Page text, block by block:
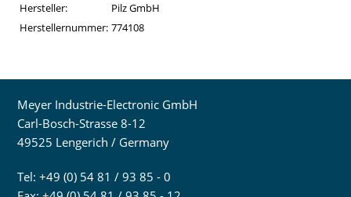
Hersteller:
Pilz GmbH
Herstellernummer: 774108
Meyer Industrie-Electronic GmbH
Carl-Bosch-Strasse 8-12
49525 Lengerich / Germany
Tel: +49 (0) 54 81 / 93 85 - 0